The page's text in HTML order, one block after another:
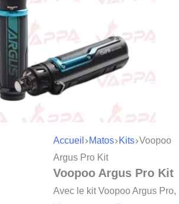
Accueil Matos Kits Voopoo
Argus Pro Kit
Voopoo Argus Pro Kit
Avec le kit Voopoo Argus Pro,